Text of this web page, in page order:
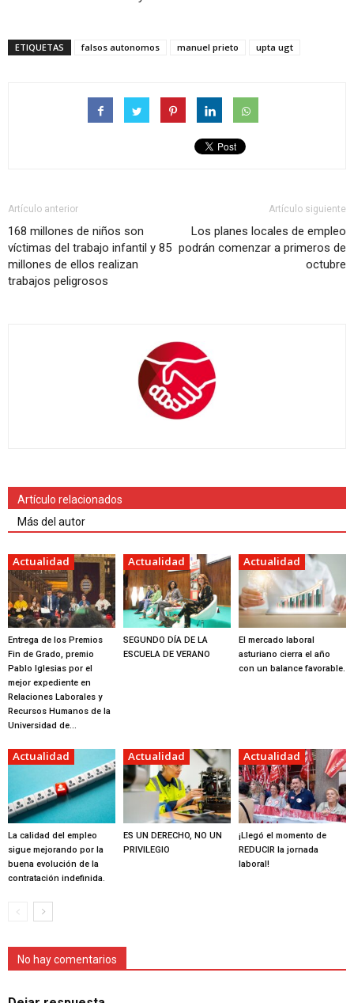
ETIQUETAS falsos autonomos manuel prieto upta ugt
Artículo anterior
168 millones de niños son
víctimas del trabajo infantil y 85
millones de ellos realizan
trabajos peligrosos
Artículo siguiente
Los planes locales de empleo
podrán comenzar a primeros de
octubre
Artículo relacionados
Más del autor
Actualidad
Entrega de los Premios
Fin de Grado, premio
Pablo Iglesias por el
mejor expediente en
Relaciones Laborales y
Recursos Humanos de la
Universidad de...
Actualidad
SEGUNDO DÍA DE LA
ESCUELA DE VERANO
Actualidad
El mercado laboral
asturiano cierra el año
con un balance favorable.
Actualidad
La calidad del empleo
sigue mejorando por la
buena evolución de la
contratación indefinida.
Actualidad
ES UN DERECHO, NO UN
PRIVILEGIO
Actualidad
¡Llegó el momento de
REDUCIR la jornada
laboral!
No hay comentarios